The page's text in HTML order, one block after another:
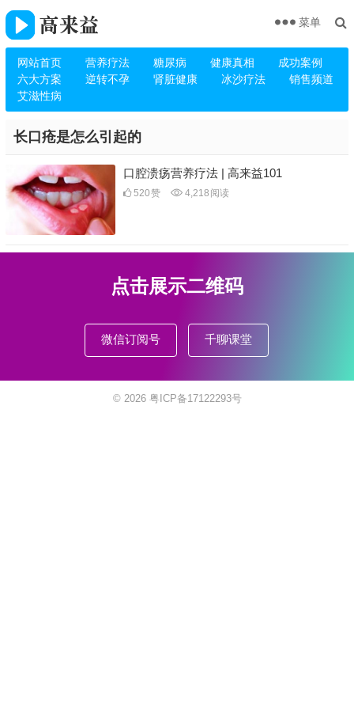
网站首页 营养疗法 糖尿病 健康真相
成功案例
六大方案
逆转不孕 肾脏健康 冰沙疗法
销售频道
艾滋性病
菜单
长口疮是怎么引起的
口腔溃疡营养疗法 | 高来益101
520赞 4,218 阅读
点击展示二维码
微信订阅号 千聊课堂
© 2026 粤ICP备17122293号